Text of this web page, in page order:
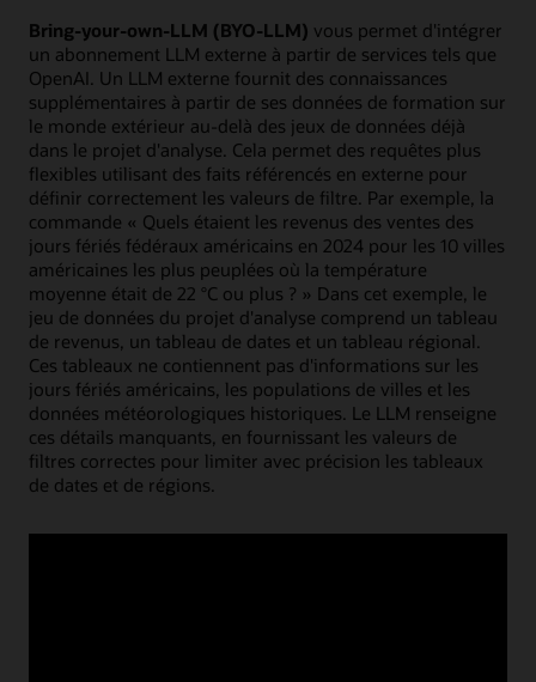
Bring-your-own-LLM (BYO-LLM) vous permet d'intégrer
un abonnement LLM externe à partir de services tels que
OpenAI. Un LLM externe fournit des connaissances
supplémentaires à partir de ses données de formation sur
le monde extérieur au-delà des jeux de données déjà
dans le projet d'analyse. Cela permet des requêtes plus
flexibles utilisant des faits référencés en externe pour
définir correctement les valeurs de filtre. Par exemple, la
commande « Quels étaient les revenus des ventes des
jours fériés fédéraux américains en 2024 pour les 10 villes
américaines les plus peuplées où la température
moyenne était de 22 °C ou plus ? » Dans cet exemple, le
jeu de données du projet d'analyse comprend un tableau
de revenus, un tableau de dates et un tableau régional.
Ces tableaux ne contiennent pas d'informations sur les
jours fériés américains, les populations de villes et les
données météorologiques historiques. Le LLM renseigne
ces détails manquants, en fournissant les valeurs de
filtres correctes pour limiter avec précision les tableaux
de dates et de régions.